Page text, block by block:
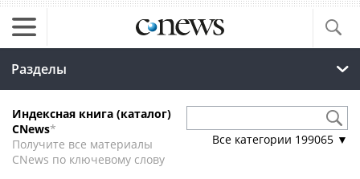
Разделы
Индексная книга (каталог)
CNews*
Получите все материалы
CNews по ключевому слову
Все категории 199065 ▼